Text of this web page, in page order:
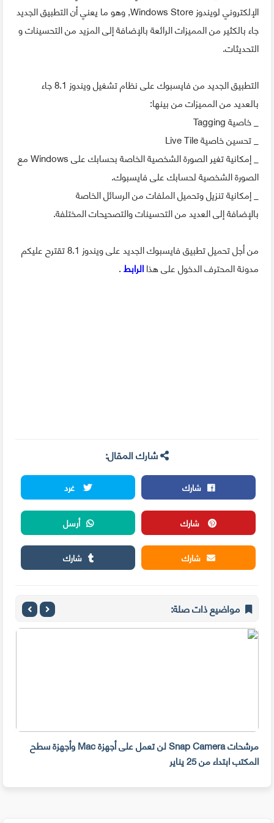
الإلكتروني لويندوز Windows Store, وهو ما يعني أن التطبيق الجديد
جاء بالكثير من المميزات الرائعة بالإضافة إلى المزيد من التحسينات و
التحديثات.
التطبيق الجديد من فايسبوك على نظام تشغيل ويندوز 8.1 جاء
بالعديد من المميزات من بينها:
_ خاصية Tagging
_ تحسين خاصية Live Tile
_ إمكانية تغير الصورة الشخصية الخاصة بحسابك على Windows مع
الصورة الشخصية لحسابك على فايسبوك.
_ إمكانية تنزيل وتحميل الملفات من الرسائل الخاصة
بالإضافة إلى العديد من التحسينات والتصحيحات المختلفة.
من أجل تحميل تطبيق فايسبوك الجديد على ويندوز 8.1 تقترح عليكم
مدونة المحترف الدخول على هذاالرابط.
شارك المقال:
شارك
غرد
شارك
أرسل
شارك
شارك
مواضيع ذات صلة:
مرشحات Snap Camera لن تعمل على أجهزة Mac وأجهزة سطح
المكتب ابتداء من 25 يناير